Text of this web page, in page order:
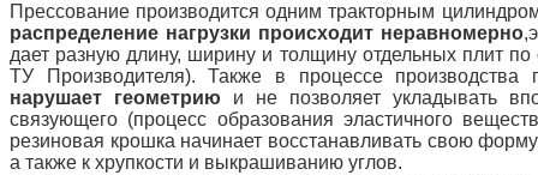
Прессование производится одним тракторным
распределение нагрузки происходит неравномерно
дает разную длину, ширину и толщину отдельных плит
ТУ Производителя). Также в процессе
нарушает геометрию и не позволяет укладывать
связующего (процесс образования эластичного
резиновая крошка начинает восстанавливать свою
а также к хрупкости и выкрашиванию углов.